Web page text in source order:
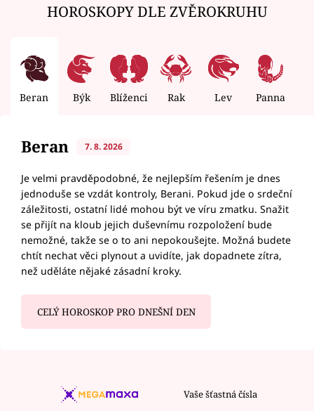
HOROSKOPY DLE ZVĚROKRUHU
Beran Býk Blíženci Rak Lev Panna
Beran 7. 8. 2026
Je velmi pravděpodobné, že nejlepším řešením je dnes
jednoduše se vzdát kontroly, Berani. Pokud jde o srdeční
záležitosti, ostatní lidé mohou být ve víru zmatku. Snažit
se přijít na kloub jejich duševnímu rozpoložení bude
nemožné, takže se o to ani nepokoušejte. Možná budete
chtít nechat věci plynout a uvidíte, jak dopadnete zítra,
než uděláte nějaké zásadní kroky.
CELÝ HOROSKOP PRO DNEŠNÍ DEN
Vaše šťastná čísla